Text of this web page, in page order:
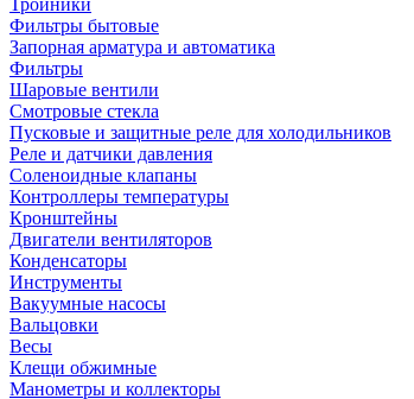
Тройники
Фильтры бытовые
Запорная арматура и автоматика
Фильтры
Шаровые вентили
Смотровые стекла
Пусковые и защитные реле для холодильников
Реле и датчики давления
Соленоидные клапаны
Контроллеры температуры
Кронштейны
Двигатели вентиляторов
Конденсаторы
Инструменты
Вакуумные насосы
Вальцовки
Весы
Клещи обжимные
Манометры и коллекторы